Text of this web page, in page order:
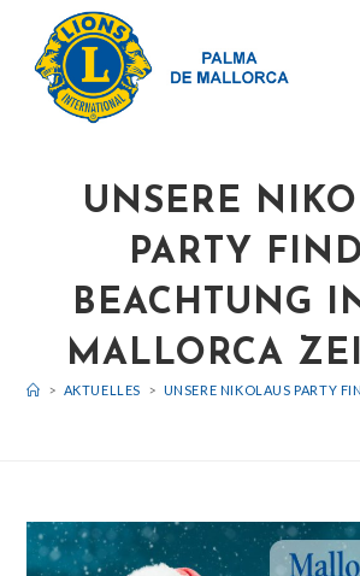
UNSERE
PARTY
BEACHTUNG
MALLORCA
> AKTUELLES > UNSERE NIKOLAUS PARTY